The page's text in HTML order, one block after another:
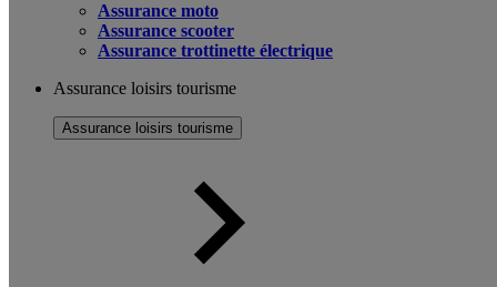
Assurance moto
Assurance scooter
Assurance trottinette électrique
Assurance loisirs tourisme
Assurance loisirs tourisme